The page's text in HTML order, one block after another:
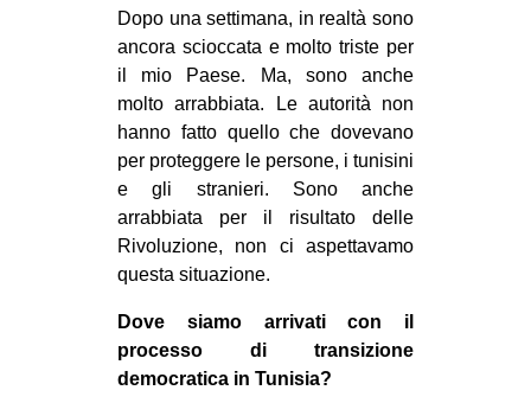
Dopo una settimana, in realtà sono
ancora scioccata e molto triste per
il mio Paese. Ma, sono anche
molto arrabbiata. Le autorità non
hanno fatto quello che dovevano
per proteggere le persone, i tunisini
e gli stranieri. Sono anche
arrabbiata per il risultato delle
Rivoluzione, non ci aspettavamo
questa situazione.
Dove siamo arrivati con il
processo di transizione
democratica in Tunisia?